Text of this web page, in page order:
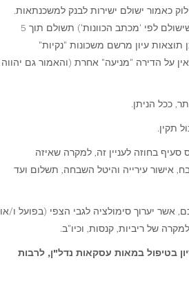
כאמור ישולם ישירות לבנק למשכנתאות.
יתרת תשלום זה (כלומר, ההפרש בין התשלום המצוין ברישא לעיל ובין הסך שישולם לפי 'מכתב הכוונות') תשולם תוך 5
תוצאות עיון מרשם משכונות "נקיות"
על הדירה "מניעה" אחרת (והאמור גם יהווה
תקין.
בחוזה לעניין זה, למקרה שאיזה
אישור עירייה והיטל השבחה, תשלום ועד
אשר יערוך סימולציה לגבי הצפי (בפועל ו/או
של ריביות, קנסות, וכיו"ב.
בטיפול במאות עסקאות נדל"ן, לרבות